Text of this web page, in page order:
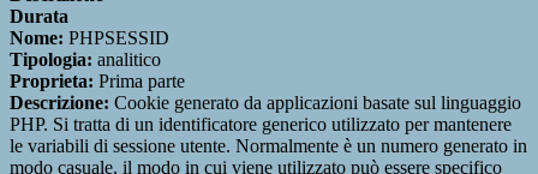
Durata
Nome: PHPSESSID
Tipologia: analitico
Proprieta: Prima parte
Descrizione: Cookie generato da applicazioni basate sul linguaggio
PHP. Si tratta di un identificatore generico utilizzato per mantenere
le variabili di sessione utente. Normalmente è un numero generato in
modo casuale, il modo in cui viene utilizzato può essere specifico